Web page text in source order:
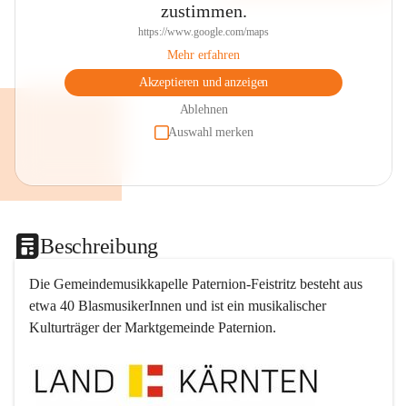
zustimmen.
https://www.google.com/maps
Mehr erfahren
Akzeptieren und anzeigen
Ablehnen
Auswahl merken
Beschreibung
Die Gemeindemusikkapelle Paternion-Feistritz besteht aus
etwa 40 BlasmusikerInnen und ist ein musikalischer
Kulturträger der Marktgemeinde Paternion.